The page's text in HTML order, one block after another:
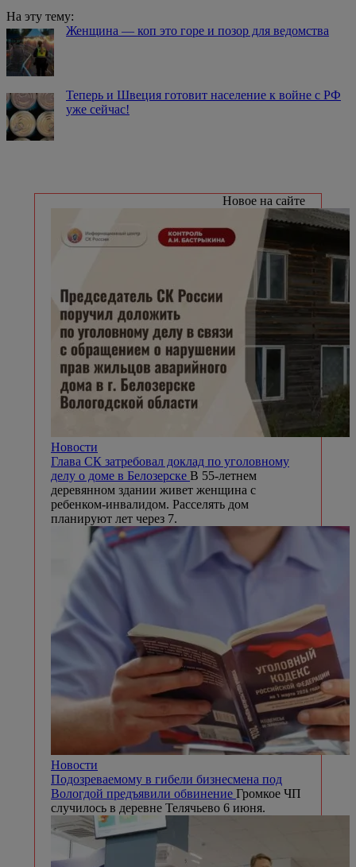
На эту тему:
Женщина — коп это горе и позор для ведомства
Теперь и Швеция готовит население к войне с РФ
уже сейчас!
Новое на сайте
Новости
Глава СК затребовал доклад по уголовному
делу о доме в Белозерске В 55-летнем
деревянном здании живет женщина с
ребенком-инвалидом. Расселять дом
планируют лет через 7.
Новости
Подозреваемому в гибели бизнесмена под
Вологдой предъявили обвинение Громкое ЧП
случилось в деревне Телячьево 6 июня.